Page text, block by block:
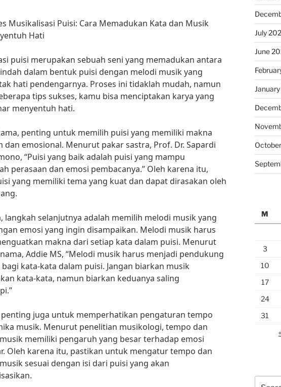
Musikalisasi Puisi: Cara Memadukan Kata dan Musik
Hati
puisi merupakan sebuah seni yang memadukan antara
dalam bentuk puisi dengan melodi musik yang
hati pendengarnya. Proses ini tidaklah mudah, namun
tips sukses, kamu bisa menciptakan karya yang
menyentuh hati.
penting untuk memilih puisi yang memiliki makna
dan emosional. Menurut pakar sastra, Prof. Dr. Sapardi
“Puisi yang baik adalah puisi yang mampu
perasaan dan emosi pembacanya.” Oleh karena itu,
yang memiliki tema yang kuat dan dapat dirasakan oleh
langkah selanjutnya adalah memilih melodi musik yang
emosi yang ingin disampaikan. Melodi musik harus
makna dari setiap kata dalam puisi. Menurut
Addie MS, “Melodi musik harus menjadi pendukung
kata-kata dalam puisi. Jangan biarkan musik
kata-kata, namun biarkan keduanya saling
penting juga untuk memperhatikan pengaturan tempo
musik. Menurut penelitian musikologi, tempo dan
memiliki pengaruh yang besar terhadap emosi
Oleh karena itu, pastikan untuk mengatur tempo dan
sesuai dengan isi dari puisi yang akan
July
June
M
3
10
17
24
31